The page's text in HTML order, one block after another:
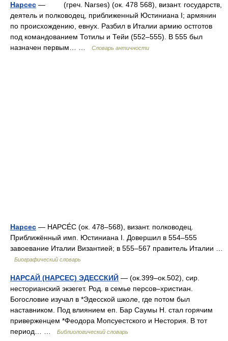
Нарсес — (греч. Narses) (ок. 478 568), визант. государств,
деятель и полководец, приближенный Юстиниана I; армянин
по происхождению, евнух. Разбил в Италии армию остготов
под командованием Тотилы и Тейи (552–555). В 555 был
назначен первым… …
Словарь античности
Нарсес — НАРСÉС (ок. 478–568), визант. полководец.
Приближённый имп. Юстиниана I. Довершил в 554–555
завоевание Италии Византией; в 555–567 правитель Италии …
Биографический словарь
НАРСАЙ (НАРСЕС) ЭДЕССКИЙ — (ок.399–ок.502), сир.
несторианский экзегет. Род. в семье персов–христиан.
Богословие изучал в *Эдесской школе, где потом был
наставником. Под влиянием еп. Бар Саумы Н. стал горячим
приверженцем *Феодора Мопсуестского и Нестория. В тот
период… …
Библиологический словарь